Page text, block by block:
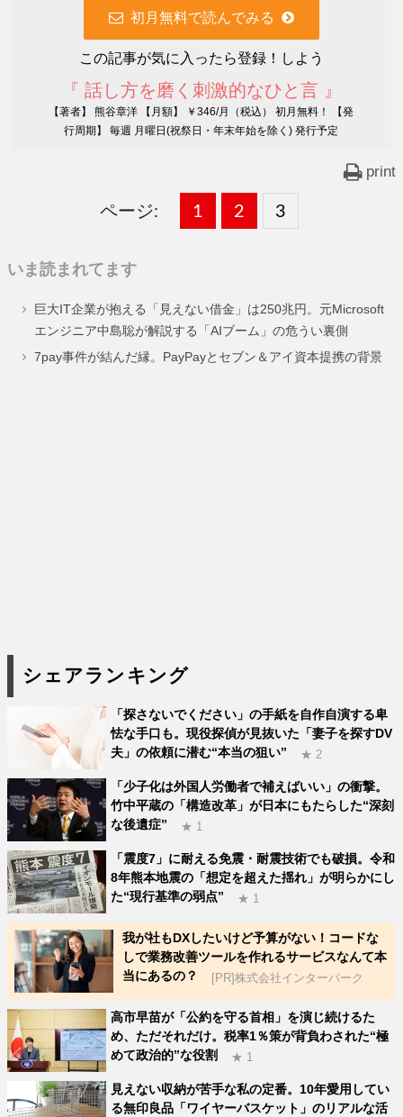
初月無料で読んでみる
この記事が気に入ったら登録！しよう
『 話し方を磨く刺激的なひと言 』
【著者】 熊谷章洋 【月額】 ￥346/月（税込） 初月無料！ 【発
行周期】 毎週 月曜日(祝祭日・年末年始を除く) 発行予定
print
ページ:
固
ー
ジ
1 ,
固
ー
ジ
2 ,
固
ー
ジ
3
いま読まれてます
巨大IT企業が抱える「見えない借金」は250兆円。元Microsoft
エンジニア中島聡が解説する「AIブーム」の危うい裏側
7pay事件が結んだ縁。PayPayとセブン＆アイ資本提携の背景
シェアランキング
「探さないでください」の手紙を自作自演する卑
怯な手口も。現役探偵が見抜いた「妻子を探すDV
夫」の依頼に潜む“本当の狙い”
★ 2
「少子化は外国人労働者で補えばいい」の衝撃。
竹中平蔵の「構造改革」が日本にもたらした“深刻
な後遺症”
★ 1
「震度7」に耐える免震・耐震技術でも破損。令和
8年熊本地震の「想定を超えた揺れ」が明らかにし
た“現行基準の弱点”
★ 1
我が社もDXしたいけど予算がない！コードな
しで業務改善ツールを作れるサービスなんて本
当にあるの？
[PR]株式会社インターパーク
高市早苗が「公約を守る首相」を演じ続けるた
め、ただそれだけ。税率1％策が背負わされた“極
めて政治的”な役割
★ 1
見えない収納が苦手な私の定番。10年愛用してい
る無印良品「ワイヤーバスケット」のリアルな活